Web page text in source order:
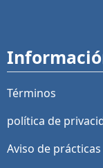
Términos
política de
Aviso de